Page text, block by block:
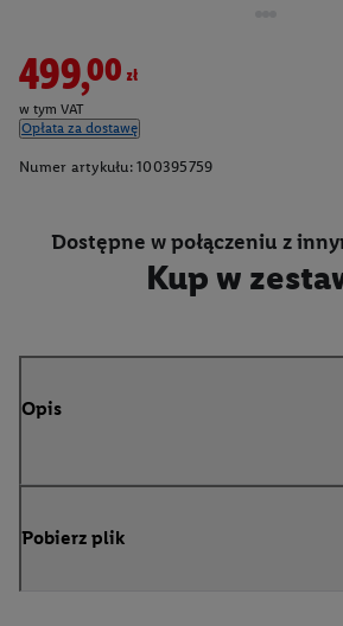
499,00zł
w tym VAT
Opłata za dostawę
Numer artykułu: 100395759
Dostępne w połączeniu z
Kup w
Opis
Pobierz plik